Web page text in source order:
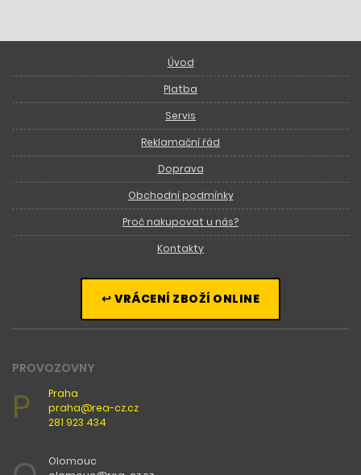
Úvod
Platba
Servis
Reklamační řád
Doprava
Obchodní podmínky
Proč nakupovat u nás?
Kontakty
↩ VRÁCENÍ ZBOŽÍ ONLINE
PROVOZOVNY
P
Praha
praha@rea-cz.cz
281 923 434
Olomouc